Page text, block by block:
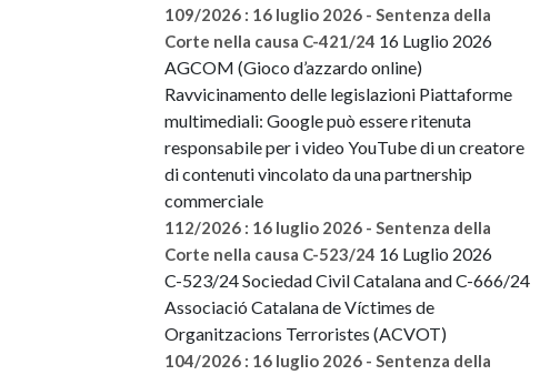
109/2026 : 16 luglio 2026 - Sentenza della
Corte nella causa C-421/24 16 Luglio 2026
AGCOM (Gioco d’azzardo online)
Ravvicinamento delle legislazioni Piattaforme
multimediali: Google può essere ritenuta
responsabile per i video YouTube di un creatore
di contenuti vincolato da una partnership
commerciale
112/2026 : 16 luglio 2026 - Sentenza della
Corte nella causa C-523/24 16 Luglio 2026
C-523/24 Sociedad Civil Catalana and C-666/24
Associació Catalana de Víctimes de
Organitzacions Terroristes (ACVOT)
104/2026 : 16 luglio 2026 - Sentenza della